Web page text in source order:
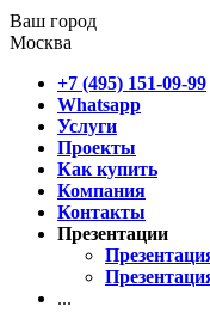
Ваш город
Москва
+7 (495) 151-09-99
Whatsapp
Услуги
Проекты
Как купить
Компания
Контакты
Презентации
...